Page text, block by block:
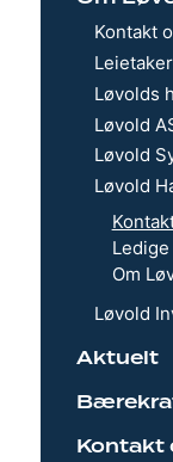
Kontakt
Løvolds
Løvold
Løvold
Løvold
Om
Løvold
Aktuelt
Kontakt